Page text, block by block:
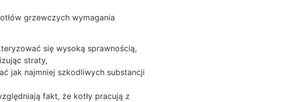
grzewczych wymagania
się wysoką sprawnością,
straty,
jak najmniej szkodliwych substancji
fakt, że kotły pracują z